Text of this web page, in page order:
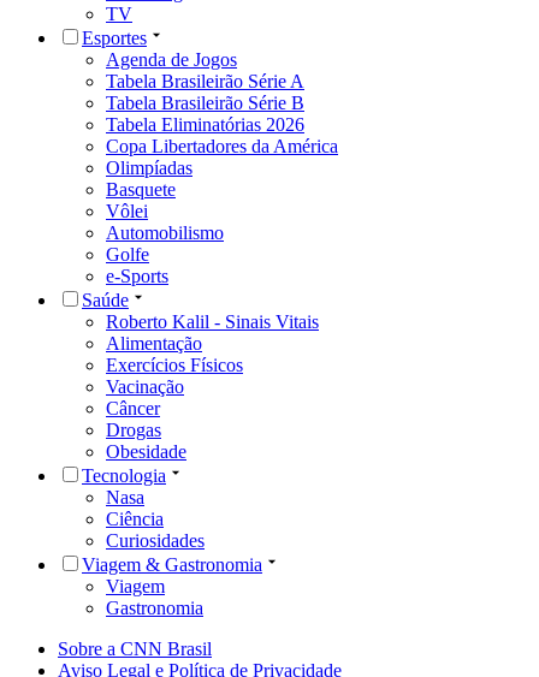
TV
Esportes
Agenda de Jogos
Tabela Brasileirão Série A
Tabela Brasileirão Série B
Tabela Eliminatórias 2026
Copa Libertadores da América
Olimpíadas
Basquete
Vôlei
Automobilismo
Golfe
e-Sports
Saúde
Roberto Kalil - Sinais Vitais
Alimentação
Exercícios Físicos
Vacinação
Câncer
Drogas
Obesidade
Tecnologia
Nasa
Ciência
Curiosidades
Viagem & Gastronomia
Viagem
Gastronomia
Sobre a CNN Brasil
Aviso Legal e Política de Privacidade